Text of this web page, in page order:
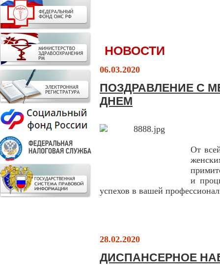
НОВОСТИ
06.03.2020
ПОЗДРАВЛЕНИЕ С
ДНЕМ
От
и
успехов в вашей
28.02.2020
ДИСПАНСЕРНОЕ